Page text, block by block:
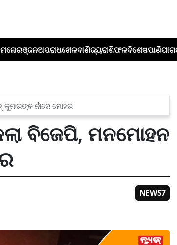
ମନୋରଞ୍ଜନଅପରାଧଖେଳବାଣିଜ୍ୟରାଶିଫଳବିଶେଷପାଣିପାଗ
କୁମାରଙ୍କ ନାଁରେ ମୋହର
ବିଜେପି, ମନମୋହନ
NEWS7